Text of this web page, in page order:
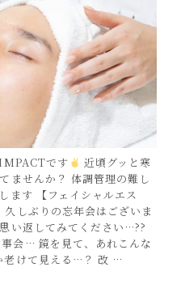
です
近頃グッと寒
ませんか？ 体調管理の難し
ます 【フェイシャルエス
しぶりの忘年会はございま
い返してみてください…??
会… 鏡を見て、あれこんな
老けて見える…？ 改 …